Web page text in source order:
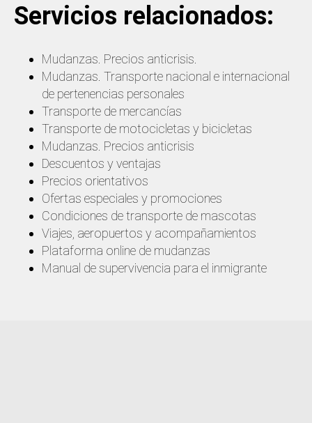
Servicios relacionados:
Mudanzas. Precios anticrisis.
Mudanzas. Transporte nacional e internacional
de pertenencias personales
Transporte de mercancías
Transporte de motocicletas y bicicletas
Mudanzas. Precios anticrisis
Descuentos y ventajas
Precios orientativos
Ofertas especiales y promociones
Condiciones de transporte de mascotas
Viajes, aeropuertos y acompañamientos
Plataforma online de mudanzas
Manual de supervivencia para el inmigrante